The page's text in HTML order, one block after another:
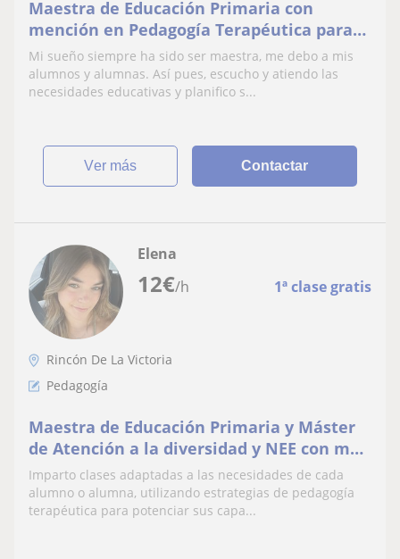
Maestra de Educación Primaria con
mención en Pedagogía Terapéutica para
dar clase a niños y niñas con necesidades
especiales.
Mi sueño siempre ha sido ser maestra, me debo a mis
alumnos y alumnas. Así pues, escucho y atiendo las
necesidades educativas y planifico s...
ver más Contactar
12€/h 1ª clase gratis
Elena
Rincón De La Victoria
Pedagogía
Maestra de Educación Primaria y Máster
de Atención a la diversidad y NEE con más
de 3 años de experiencia
Imparto clases adaptadas a las necesidades de cada
alumno o alumna, utilizando estrategias de pedagogía
terapéutica para potenciar sus capa...